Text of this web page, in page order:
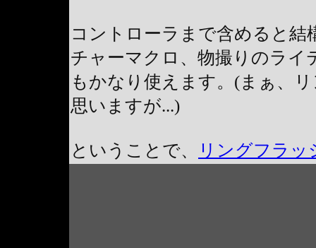
コントローラまで含めると
チャーマクロ、物撮りのラ
もかなり使えます。(まぁ、
思いますが...)
ということで、 リングフラッ